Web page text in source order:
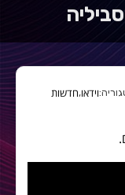
וידאו,חדשות